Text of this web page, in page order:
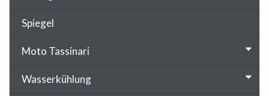
Spiegel
Moto Tassinari
Wasserkühlung